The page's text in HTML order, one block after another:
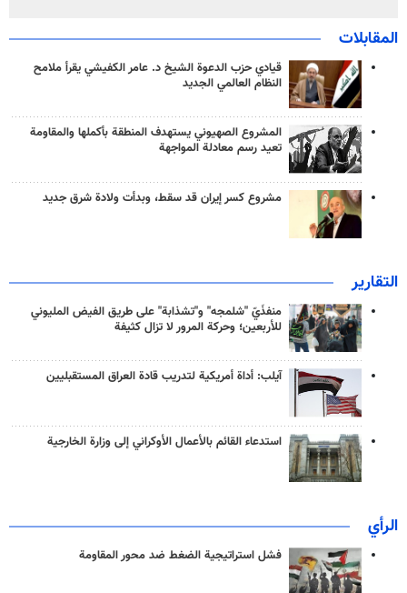
المقابلات
قيادي حزب الدعوة الشيخ د. عامر الكفيشي يقرأ ملامح
النظام العالمي الجديد
المشروع الصهيوني يستهدف المنطقة بأكملها والمقاومة
تعيد رسم معادلة المواجهة
مشروع كسر إيران قد سقط، وبدأت ولادة شرق جديد
التقارير
منفذَيّ "شلمجه" و"تشذابة" على طريق الفيض المليوني
للأربعين؛ وحركة المرور لا تزال كثيفة
آيلب: أداة أمريكية لتدريب قادة العراق المستقبليين
استدعاء القائم بالأعمال الأوكراني إلى وزارة الخارجية
الرأي
فشل استراتيجية الضغط ضد محور المقاومة